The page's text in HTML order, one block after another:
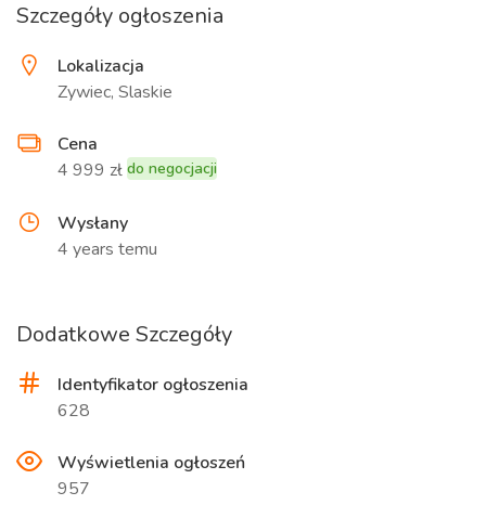
Szczegóły ogłoszenia
Lokalizacja
Zywiec, Slaskie
Cena
4 999 zł do negocjacji
Wysłany
4 years temu
Dodatkowe Szczegóły
Identyfikator ogłoszenia
628
Wyświetlenia ogłoszeń
957